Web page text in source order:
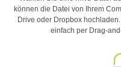
können die Datei von Ihrem
Drive oder Dropbox
einfach per Drag-